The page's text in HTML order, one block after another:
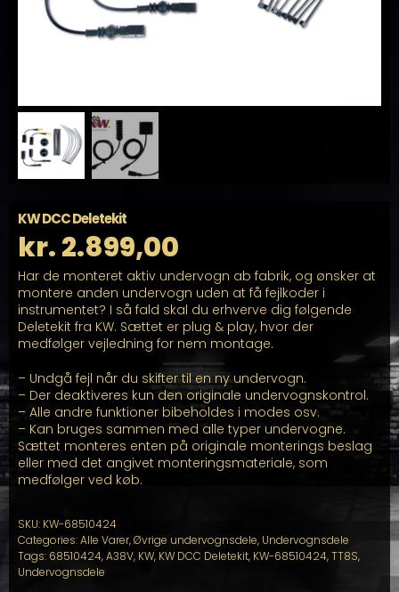
KW DCC Deletekit
kr.2.899,00
Har de monteret aktiv undervogn ab fabrik, og ønsker at
montere anden undervogn uden at få fejlkoder i
instrumentet? I så fald skal du erhverve dig følgende
Deletekit fra KW. Sættet er plug & play, hvor der
medfølger vejledning for nem montage.
– Undgå fejl når du skifter til en ny undervogn.
– Der deaktiveres kun den originale undervognskontrol.
– Alle andre funktioner bibeholdes i modes osv.
– Kan bruges sammen med alle typer undervogne.
Sættet monteres enten på originale monterings beslag
eller med det angivet monteringsmateriale, som
medfølger ved køb.
SKU: KW-68510424
Categories:Alle Varer,Øvrige undervognsdele, Undervognsdele
Tags: 68510424,A38V, KW, KW DCC Deletekit, KW-68510424,TT8S,
Undervognsdele